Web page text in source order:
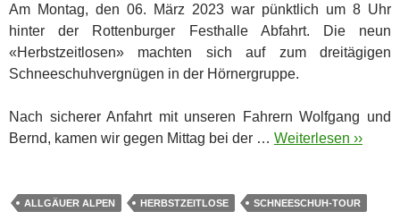
Am Montag, den 06. März 2023 war pünktlich um 8 Uhr
hinter der Rottenburger Festhalle Abfahrt. Die neun
«Herbstzeitlosen» machten sich auf zum dreitägigen
Schneeschuhvergnügen in der Hörnergruppe.
Nach sicherer Anfahrt mit unseren Fahrern Wolfgang und
Bernd, kamen wir gegen Mittag bei der … Weiterlesen ››
ALLGÄUER ALPEN HERBSTZEITLOSE SCHNEESCHUH-TOUR